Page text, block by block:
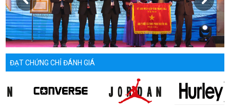
ĐẠT CHỨNG CHỈ ĐÁNH GIÁ